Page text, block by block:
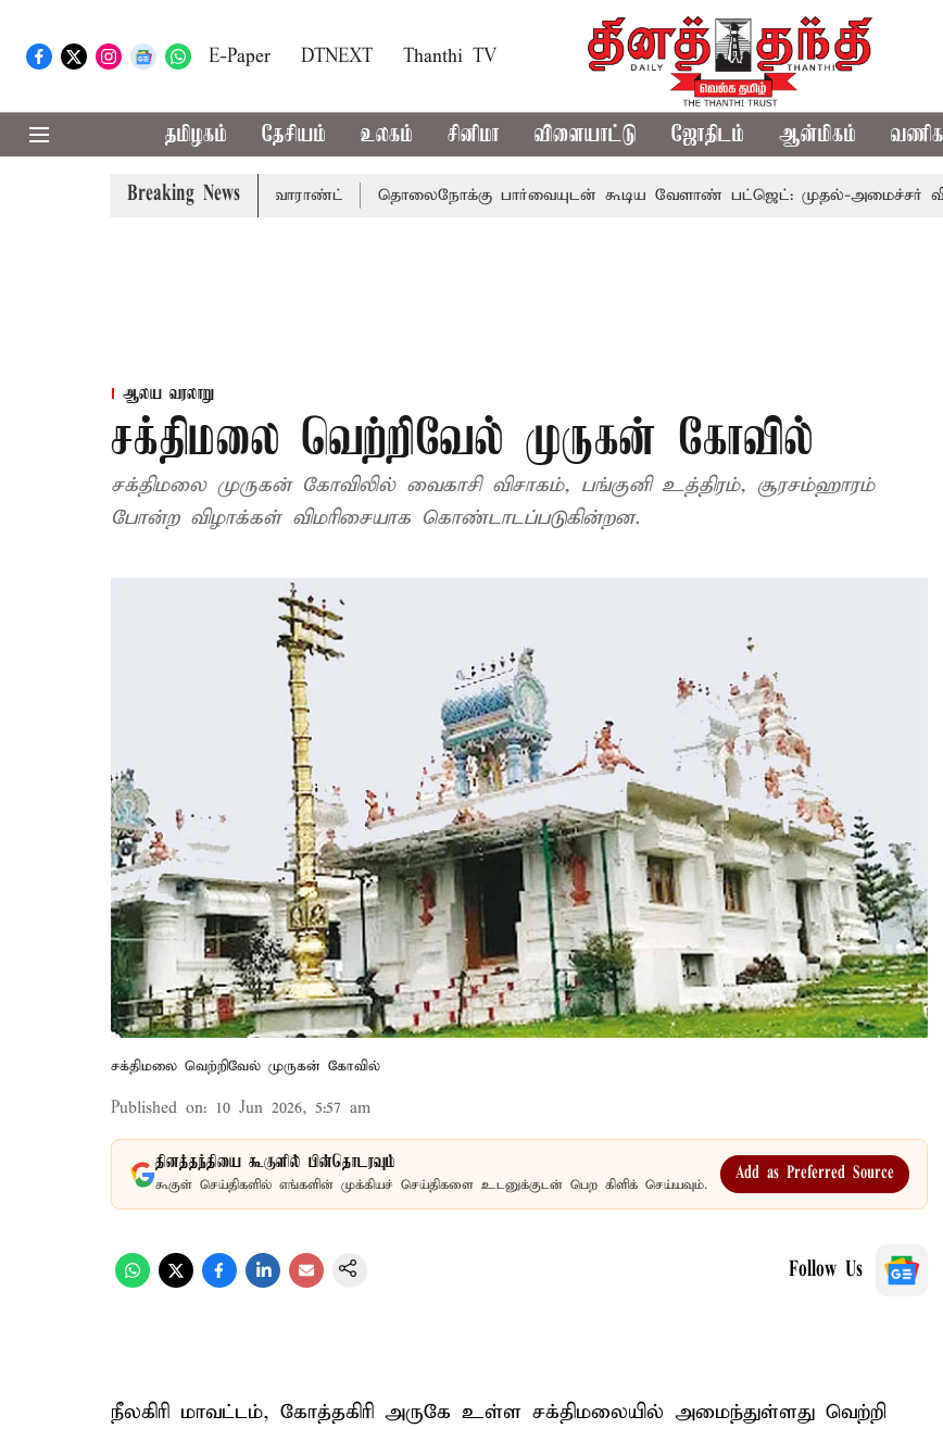
E-Paper DTNEXT Thanthi TV
தமிழகம் தேசியம் உலகம் சினிமா விளையாட்டு ஜோதிடம் ஆன்மிகம்
Breaking News
சென்னை நீதிமன்றம் பிடிவாராண்ட் தொலைநோக்கு பார்வையுடன் கூடிய வேளாண் பட்ஜெட்: முதல்-அமைச்சர் விஜய்
ஆலய வரலாறு
சக்திமலை வெற்றிவேல் முருகன் கோவில்
சக்திமலை முருகன் கோவிலில் வைகாசி விசாகம், பங்குனி உத்திரம், சூரசம்ஹாரம்
போன்ற விழாக்கள் விமரிசையாக கொண்டாடப்படுகின்றன.
சக்திமலை வெற்றிவேல் முருகன் கோவில்
Published on: 10 Jun 2026, 5:57 am
தினத்தந்தியை கூகுளில் பின்தொடரவும்
கூகுள் செய்திகளில் எங்களின் முக்கியச் செய்திகளை உடனுக்குடன் பெற கிளிக் செய்யவும்.
Add as Preferred Source
Follow Us
நீலகிரி மாவட்டம், கோத்தகிரி அருகே உள்ள சக்திமலையில் அமைந்துள்ளது வெற்றி